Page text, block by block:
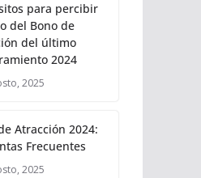
para percibir
del Bono de
del último
2024
2025
Atracción 2024:
Frecuentes
2025